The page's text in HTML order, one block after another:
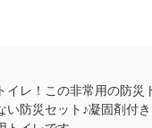
レ！この非常用の防災
い防災セット♪凝固剤付